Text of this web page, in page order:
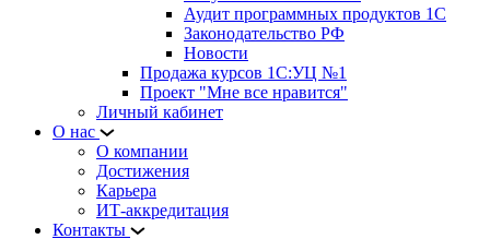
Аудит программных продуктов 1С
Законодательство РФ
Новости
Продажа курсов 1С:УЦ №1
Проект "Мне все нравится"
Личный кабинет
О нас
О компании
Достижения
Карьера
ИТ-аккредитация
Контакты